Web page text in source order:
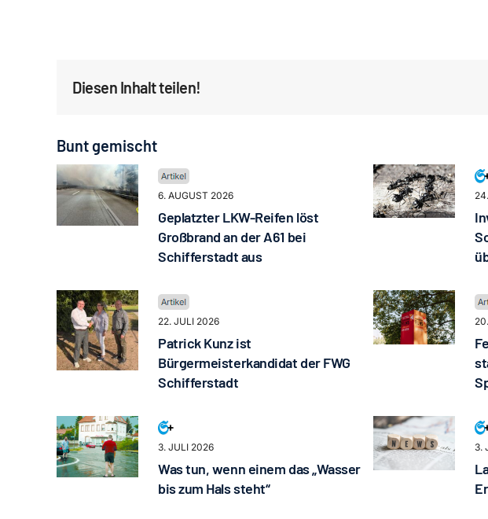
Diesen Inhalt teilen!
Bunt gemischt
6. AUGUST 2026
Geplatzter LKW-Reifen löst
Großbrand an der A61 bei
Schifferstadt aus
22. JULI 2026
Patrick Kunz ist
Bürgermeisterkandidat der FWG
Schifferstadt
3. JULI 2026
Was tun, wenn einem das „Wasser
bis zum Hals steht“
3.